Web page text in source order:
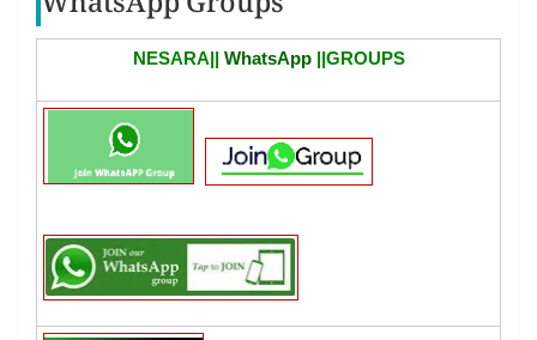
WhatsApp Groups
NESARA|| WhatsApp||GROUPS